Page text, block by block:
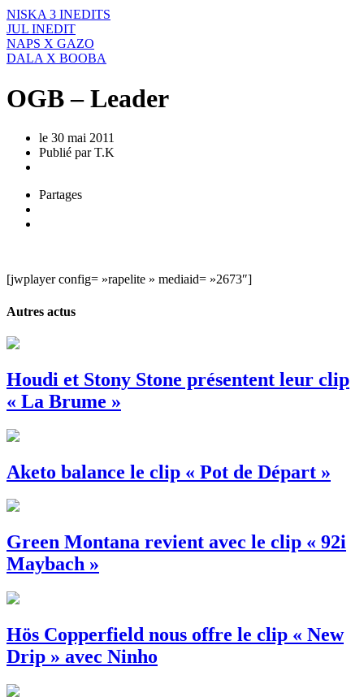
NISKA 3 INEDITS
JUL INEDIT
NAPS X GAZO
DALA X BOOBA
OGB – Leader
le 30 mai 2011
Publié parT.K
Partages
[jwplayer config= »rapelite » mediaid= »2673″]
Autres actus
Houdi et Stony Stone présentent leur clip
« La Brume »
Aketo balance le clip « Pot de Départ »
Green Montana revient avec le clip « 92i
Maybach »
Hös Copperfield nous offre le clip « New
Drip » avec Ninho